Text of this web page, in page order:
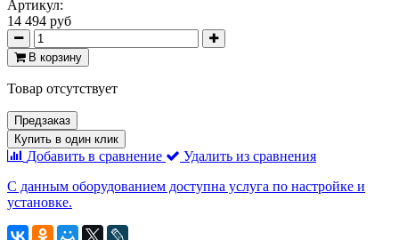
Артикул:
14 494 руб
В корзину
Товар отсутствует
Предзаказ
Купить в один клик
Добавить в сравнение
Удалить из сравнения
С данным оборудованием доступна услуга по настройке и
установке.